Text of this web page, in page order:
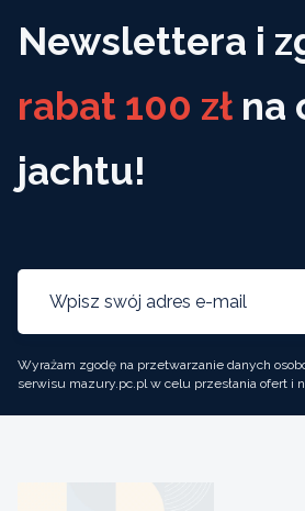
Newslettera i
rabat 100 zł na
jachtu!
Wyrażam zgodę na przetwarzanie danych
serwisu mazury.pc.pl w celu przesłania ofert i